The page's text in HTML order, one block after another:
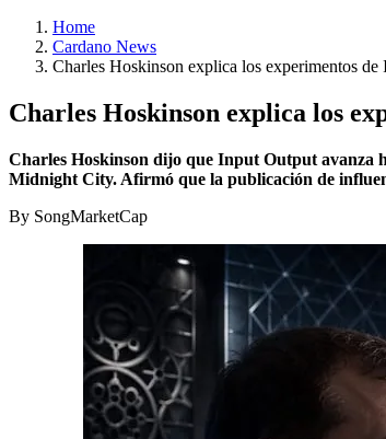
Home
Cardano News
Charles Hoskinson explica los experimentos
Charles Hoskinson explica los
Charles Hoskinson dijo que Input Output avanza
Midnight City. Afirmó que la publicación de
By SongMarketCap